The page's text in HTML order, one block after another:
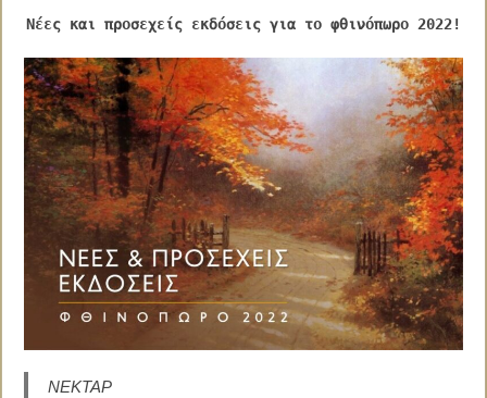
Νέες και προσεχείς εκδόσεις για το φθινόπωρο 2022!
ΝΕΚΤΑΡ